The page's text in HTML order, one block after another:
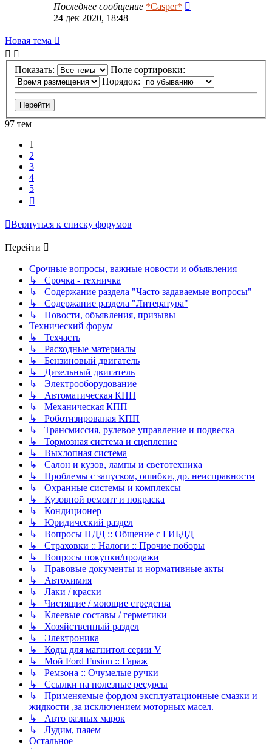
Последнее сообщение *Casper*
24 дек 2020, 18:48
Новая тема
Показать:
Поле сортировки:
Порядок:
97 тем
1
2
3
4
5
Вернуться к списку форумов
Перейти
Срочные вопросы, важные новости и объявления
↳ Срочка - техничка
↳ Содержание раздела "Часто задаваемые вопросы"
↳ Содержание раздела "Литература"
↳ Новости, объявления, призывы
Технический форум
↳ Техчасть
↳ Расходные материалы
↳ Бензиновый двигатель
↳ Дизельный двигатель
↳ Электрооборудование
↳ Автоматическая КПП
↳ Механическая КПП
↳ Роботизированая КПП
↳ Трансмиссия, рулевое управление и подвеска
↳ Тормозная система и сцепление
↳ Выхлопная система
↳ Салон и кузов, лампы и светотехника
↳ Проблемы с запуском, ошибки, др. неисправности
↳ Охранные системы и комплексы
↳ Кузовной ремонт и покраска
↳ Кондиционер
↳ Юридический раздел
↳ Вопросы ПДД :: Общение с ГИБДД
↳ Страховки :: Налоги :: Прочие поборы
↳ Вопросы покупки/продажи
↳ Правовые документы и нормативные акты
↳ Автохимия
↳ Лаки / краски
↳ Чистящие / моющие стредства
↳ Клеевые составы / герметики
↳ Хозяйственный раздел
↳ Электроника
↳ Коды для магнитол серии V
↳ Мой Ford Fusion :: Гараж
↳ Ремзона :: Очумелые ручки
↳ Ссылки на полезные ресурсы
↳ Применяемые фордом эксплуатационные смазки и
жидкости ,за исключением моторных масел.
↳ Авто разных марок
↳ Лудим, паяем
Остальное